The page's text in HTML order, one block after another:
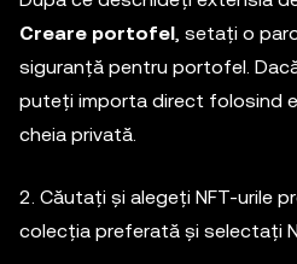
Creare portofel, setați o
siguranță pentru portofel.
puteți importa direct folosind
cheia privată.
2. Căutați și alegeți NFT-urile
colecția preferată și selectați